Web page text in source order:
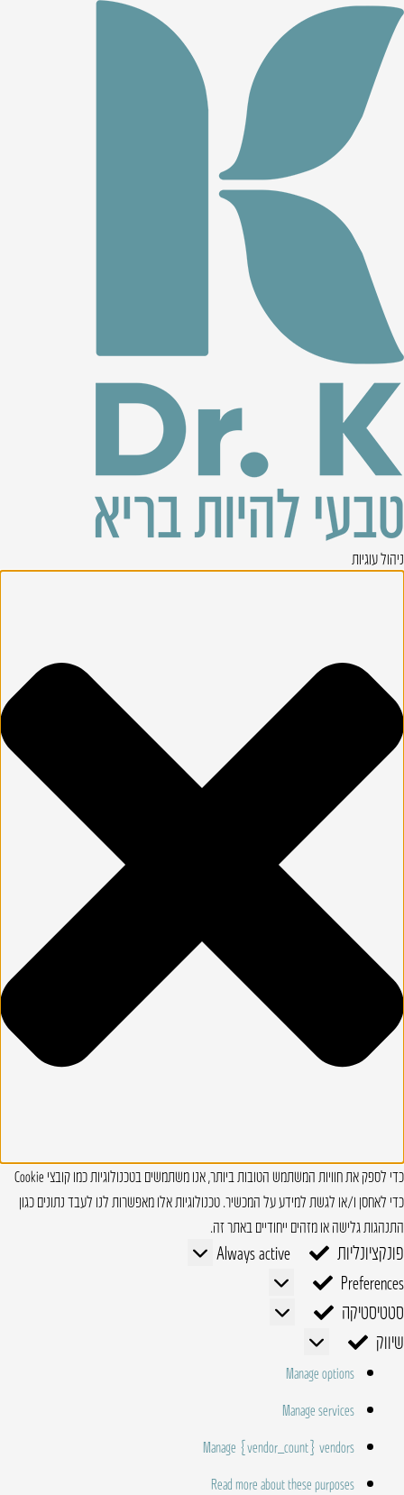
ניהול עוגיות
כדי לספק את חוויות המשתמש הטובות ביותר, אנו משתמשים בטכנולוגיות כמו קובצי Cookie
כדי לאחסן ו/או לגשת למידע על המכשיר. טכנולוגיות אלו מאפשרות לנו לעבד נתונים כגון
התנהגות גלישה או מזהים ייחודיים באתר זה.
פונקציונליות פונקציונליות
Always active
Preferences
Preferences
סטטיסטיקה
סטטיסטיקה
שיווק
שיווק
Manage options
Manage services
Manage {vendor_count} vendors
Read more about these purposes